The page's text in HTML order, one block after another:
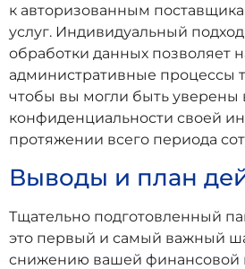
к авторизованным
услуг. Индивидуальный
обработки данных позволяет
административные процессы
чтобы вы могли быть уверены
конфиденциальности своей
протяжении всего периода
Выводы и план
Тщательно подготовленный
это первый и самый важный
снижению вашей финансовой